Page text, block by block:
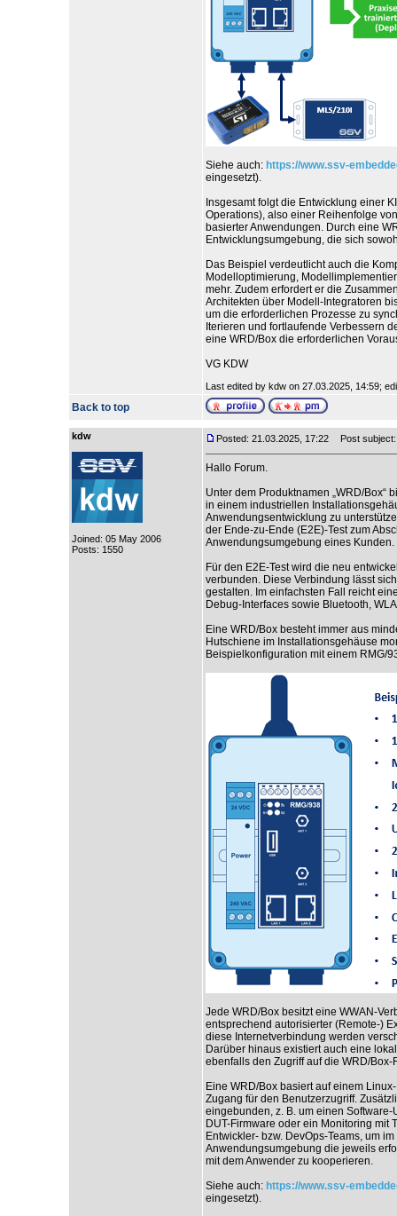
Siehe auch: https://www.ssv-
eingesetzt).
Insgesamt folgt die Entwicklung einer
Operations), also einer Reihenfolge
basierter Anwendungen. Durch eine
Entwicklungsumgebung, die sich
Das Beispiel verdeutlicht auch die
Modelloptimierung,
mehr. Zudem erfordert er die
Architekten über Modell-Integratoren
um die erforderlichen Prozesse zu
Iterieren und fortlaufende Verbessern
eine WRD/Box die erforderlichen
VG KDW
Last edited by kdw on 27.03.2025, 14:59;
Back to top
kdw
Joined: 05 May 2006
Posts: 1550
Posted: 21.03.2025, 17:22 Post
Hallo Forum.
Unter dem Produktnamen „WRD/
in einem industriellen
Anwendungsentwicklung zu
der Ende-zu-Ende (E2E)-Test zum
Anwendungsumgebung eines Kunden.
Für den E2E-Test wird die neu
verbunden. Diese Verbindung lässt
gestalten. Im einfachsten Fall reicht
Debug-Interfaces sowie Bluetooth,
Eine WRD/Box besteht immer aus
Hutschiene im Installationsgehäuse
Beispielkonfiguration mit einem RMG/
Jede WRD/Box besitzt eine WWAN-
entsprechend autorisierter (Remote-)
diese Internetverbindung werden
Darüber hinaus existiert auch eine
ebenfalls den Zugriff auf die WRD/
Eine WRD/Box basiert auf einem
Zugang für den Benutzerzugriff.
eingebunden, z. B. um einen
DUT-Firmware oder ein Monitoring mit
Entwickler- bzw. DevOps-Teams, um
Anwendungsumgebung die jeweils
mit dem Anwender zu kooperieren.
Siehe auch: https://www.ssv-
eingesetzt).